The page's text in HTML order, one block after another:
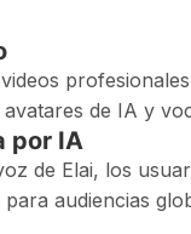
de IA y
por IA
de Elai, los
audiencias